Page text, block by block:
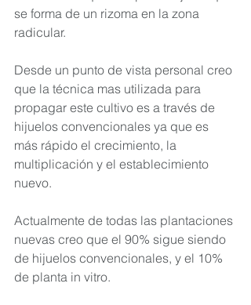
se forma de un rizoma en la zona
radicular.
Desde un punto de vista personal creo
que la técnica mas utilizada para
propagar este cultivo es a través de
hijuelos convencionales ya que es
más rápido el crecimiento, la
multiplicación y el establecimiento
nuevo.
Actualmente de todas las plantaciones
nuevas creo que el 90% sigue siendo
de hijuelos convencionales, y el 10%
de planta in vitro.